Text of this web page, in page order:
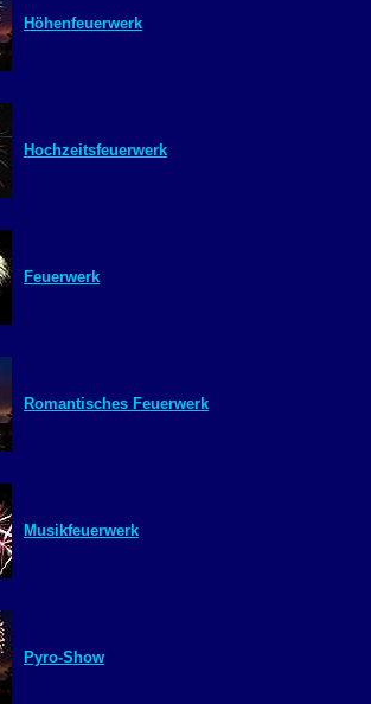
Höhenfeuerwerk
Hochzeitsfeuerwerk
Feuerwerk
Romantisches Feuerwerk
Musikfeuerwerk
Pyro-Show